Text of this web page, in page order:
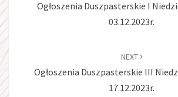
Ogłoszenia Duszpasterskie I
03.12.2023r.
NEXT
Ogłoszenia Duszpasterskie III
17.12.2023r.